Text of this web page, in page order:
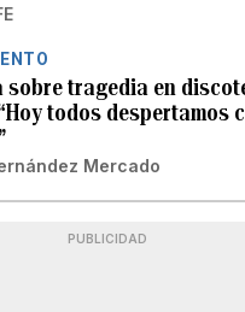
sobre tragedia en
todos despertamos
Mercado
PUBLICIDAD